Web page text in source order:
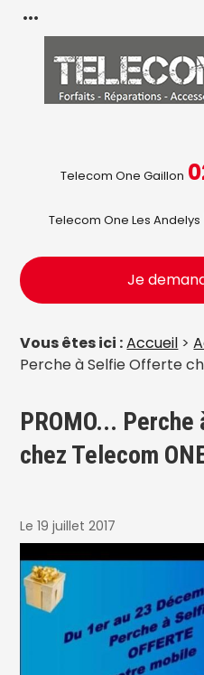
more_horiz
Telecom One Gaillon
Telecom One Les Andelys
Je
Vous êtes ici :Accueil >
Perche à Selfie Offerte
PROMO...
chez Telecom
Le 19 juillet 2017